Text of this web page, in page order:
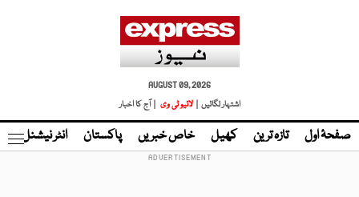
AUGUST 09, 2026
اشتہار لگائیں |
لائیو ٹی وی | آج کا اخبار
صفحۂ اول تازہ ترین کھیل خاص خبریں پاکستان انٹر نیشنل